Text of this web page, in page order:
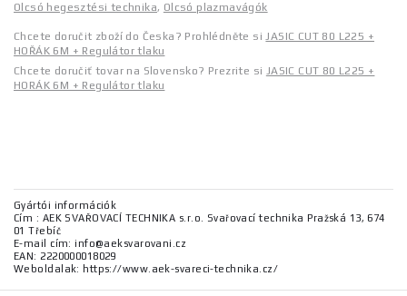
Olcsó hegesztési technika, Olcsó plazmavágók
Chcete doručit zboží do Česka? Prohlédněte siJASIC CUT 80 L225 +
HOŘÁK 6M + Regulátor tlaku
Chcete doručiť tovar na Slovensko? Prezrite si JASIC CUT 80 L225 +
HORÁK 6M + Regulátor tlaku
Gyártói információk
Cím : AEK SVAŘOVACÍ TECHNIKA s.r.o. Svařovací technika Pražská 13, 674
01 Třebíč
E-mail cím: info@aeksvarovani.cz
EAN: 2220000018029
Weboldalak: https://www.aek-svareci-technika.cz/